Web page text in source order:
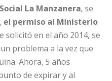
La Manzanera, se
el permiso al Ministerio
solicitó en el año 2014, se
problema a la vez que
Ahora, 5 años
de expirar y al